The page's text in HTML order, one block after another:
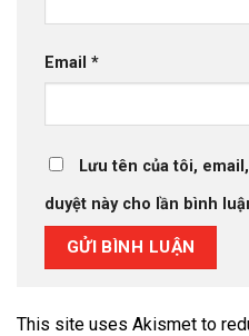
Email *
Lưu tên của tôi,
duyệt này cho lần bình
This site uses Akismet to